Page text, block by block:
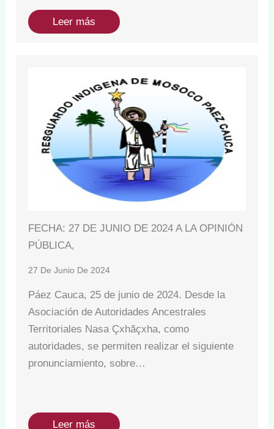
Leer más
FECHA: 27 DE JUNIO DE 2024 A LA OPINIÓN
PÚBLICA,
27 De Junio De 2024
Páez Cauca, 25 de junio de 2024. Desde la
Asociación de Autoridades Ancestrales
Territoriales Nasa Çxhãçxha, como
autoridades, se permiten realizar el siguiente
pronunciamiento, sobre…
Leer más